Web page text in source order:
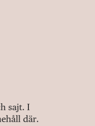
sajt. I
där.